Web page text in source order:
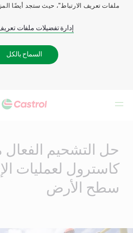
ملفات تعريف الارتباط"، حيث ستجد أيضًا
إدارة تفضيلات ملفات
السماح بالكل
حل التشحيم
كاسترول لعمليات
سطح الأرض